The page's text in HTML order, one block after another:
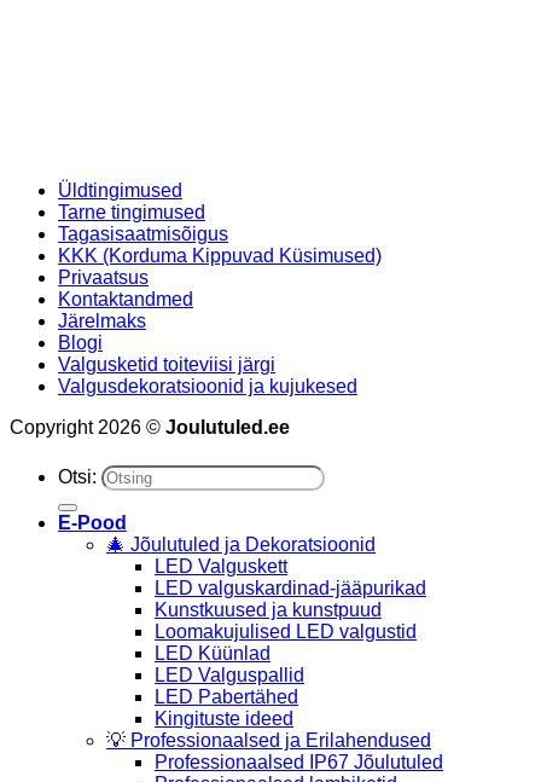
Üldtingimused
Tarne tingimused
Tagasisaatmisõigus
KKK (Korduma Kippuvad Küsimused)
Privaatsus
Kontaktandmed
Järelmaks
Blogi
Valgusketid toiteviisi järgi
Valgusdekoratsioonid ja kujukesed
Copyright 2026 © Joulutuled.ee
Otsi:
E-Pood
🎄 Jõulutuled ja Dekoratsioonid
LED Valguskett
LED valguskardinad-jääpurikad
Kunstkuused ja kunstpuud
Loomakujulised LED valgustid
LED Küünlad
LED Valguspallid
LED Pabertähed
Kingituste ideed
💡 Professionaalsed ja Erilahendused
Professionaalsed IP67 Jõulutuled